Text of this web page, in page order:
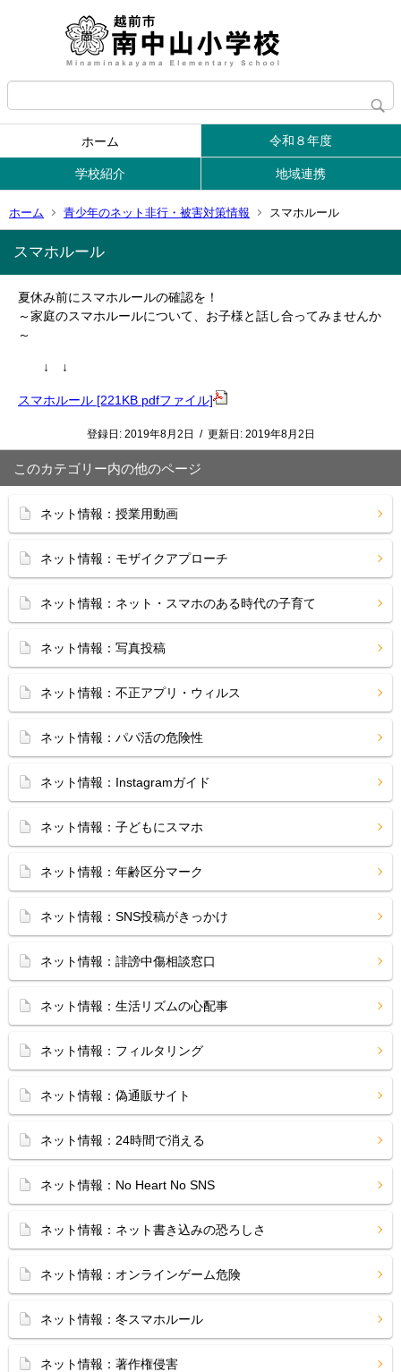
ホーム 令和８年度
学校紹介 地域連携
ホーム 青少年のネット非行・被害対策情報 スマホルール
スマホルール
夏休み前にスマホルールの確認を！
～家庭のスマホルールについて、お子様と話し合ってみませんか
～
↓ ↓
スマホルール [221KB pdfファイル]
登録日: 2019年8月2日 / 更新日: 2019年8月2日
このカテゴリー内の他のページ
ネット情報：授業用動画
ネット情報：モザイクアプローチ
ネット情報：ネット・スマホのある時代の子育て
ネット情報：写真投稿
ネット情報：不正アプリ・ウィルス
ネット情報：パパ活の危険性
ネット情報：Instagramガイド
ネット情報：子どもにスマホ
ネット情報：年齢区分マーク
ネット情報：SNS投稿がきっかけ
ネット情報：誹謗中傷相談窓口
ネット情報：生活リズムの心配事
ネット情報：フィルタリング
ネット情報：偽通販サイト
ネット情報：24時間で消える
ネット情報：No Heart No SNS
ネット情報：ネット書き込みの恐ろしさ
ネット情報：オンラインゲーム危険
ネット情報：冬スマホルール
ネット情報：著作権侵害